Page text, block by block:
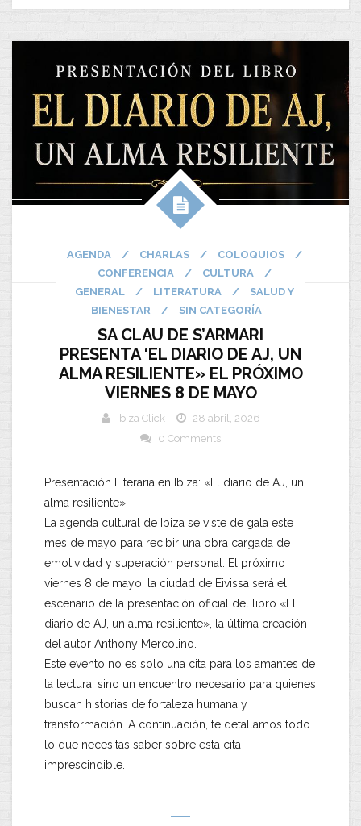
AGENDA / CHARLAS / COLOQUIOS
/
CONFERENCIA
/ CULTURA
/
GENERAL
/ LITERATURA /
SALUD Y
BIENESTAR
/ SIN CATEGORÍA
SA CLAU DE S’ARMARI
PRESENTA ‘EL DIARIO DE AJ, UN
ALMA RESILIENTE» EL PRÓXIMO
VIERNES 8 DE MAYO
Ibiza Click
28 abril, 2026
0 Comments
Presentación Literaria en Ibiza: «El diario de AJ, un
alma resiliente»
​La agenda cultural de Ibiza se viste de gala este
mes de mayo para recibir una obra cargada de
emotividad y superación personal. El próximo
viernes 8 de mayo, la ciudad de Eivissa será el
escenario de la presentación oficial del libro «El
diario de AJ, un alma resiliente», la última creación
del autor Anthony Mercolino.
​Este evento no es solo una cita para los amantes de
la lectura, sino un encuentro necesario para quienes
buscan historias de fortaleza humana y
transformación. A continuación, te detallamos todo
lo que necesitas saber sobre esta cita
imprescindible.